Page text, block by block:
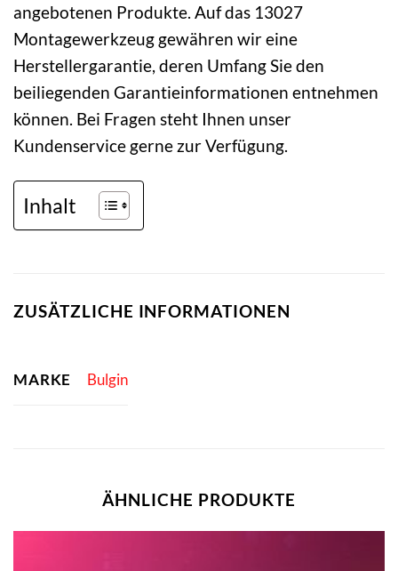
angebotenen Produkte. Auf das 13027
Montagewerkzeug gewähren wir eine
Herstellergarantie, deren Umfang Sie den
beiliegenden Garantieinformationen entnehmen
können. Bei Fragen steht Ihnen unser
Kundenservice gerne zur Verfügung.
Inhalt
ZUSÄTZLICHE INFORMATIONEN
MARKE Bulgin
ÄHNLICHE PRODUKTE